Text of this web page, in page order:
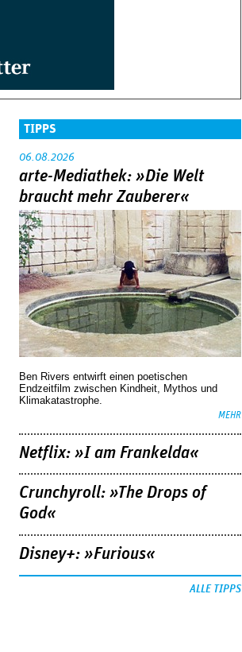
TIPPS
06.08.2026
arte-Mediathek: »Die Welt
braucht mehr Zauberer«
Ben Rivers entwirft einen poetischen
Endzeitfilm zwischen Kindheit, Mythos und
Klimakatastrophe.
MEHR
Netflix: »I am Frankelda«
Crunchyroll: »The Drops of
God«
Disney+: »Furious«
ALLE TIPPS